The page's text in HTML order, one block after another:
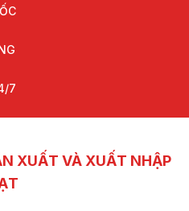
7
XUẤT VÀ XUẤT NHẬP